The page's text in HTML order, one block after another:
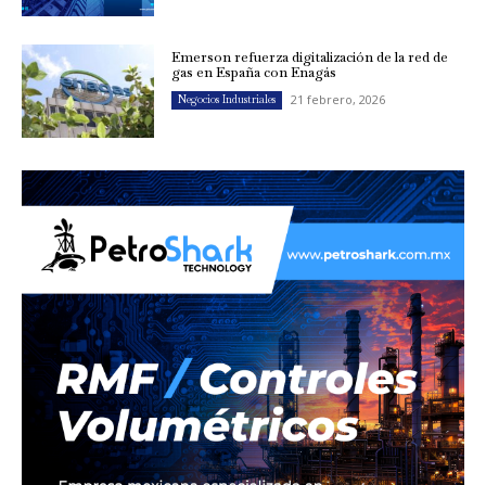
Emerson refuerza digitalización de la red de
gas en España con Enagás
Negocios Industriales 21 febrero, 2026